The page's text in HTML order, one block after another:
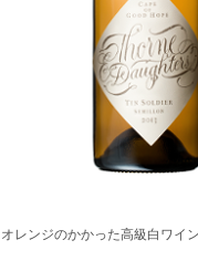
オレンジのかかった高級白ワイ